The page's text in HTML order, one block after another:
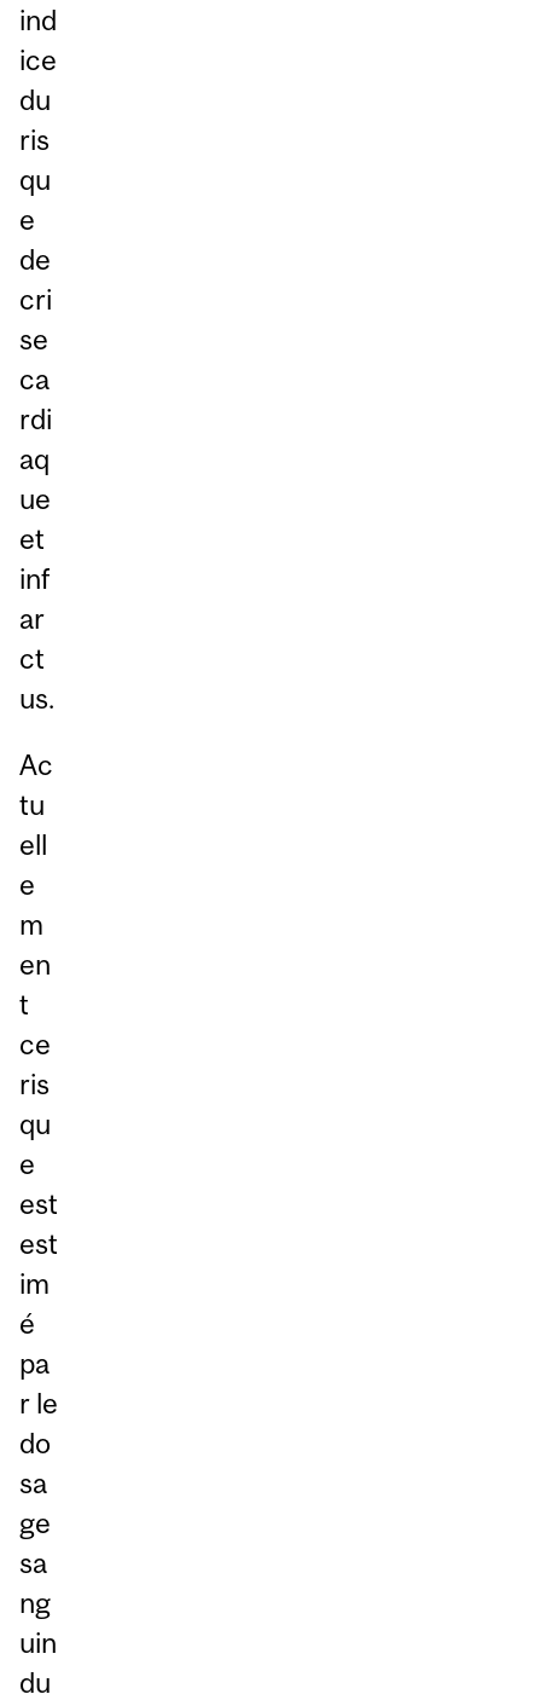
ind
ice
du
ris
qu
e
de
cri
se
ca
rdi
aq
ue
et
inf
ar
ct
us.
Ac
tu
ell
e
m
en
t
ce
ris
qu
e
est
est
im
é
pa
r le
do
sa
ge
sa
ng
uin
du